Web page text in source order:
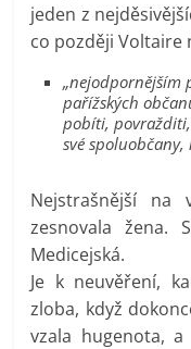
jeden z
co později Voltaire
„nejodpornějším
pařížských
pobíti,
své
Nejstrašnější na
zesnovala žena.
Medicejská.
Je k neuvěření,
zloba, když
vzala hugenota,